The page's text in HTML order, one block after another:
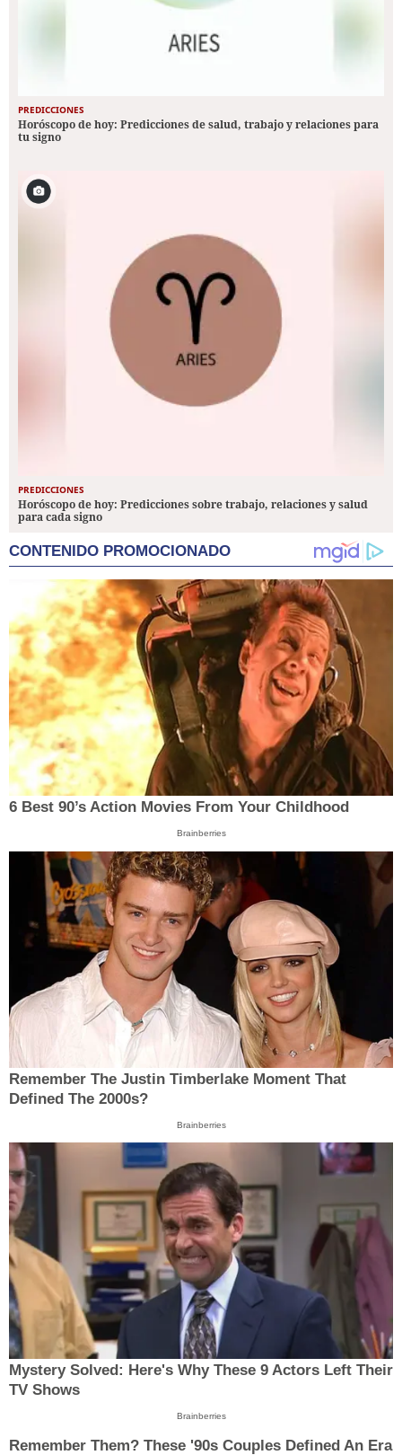
PREDICCIONES
Horóscopo de hoy: Predicciones de salud, trabajo y relaciones para
tu signo
PREDICCIONES
Horóscopo de hoy: Predicciones sobre trabajo, relaciones y salud
para cada signo
CONTENIDO PROMOCIONADO
6 Best 90’s Action Movies From Your Childhood
Brainberries
Remember The Justin Timberlake Moment That
Defined The 2000s?
Brainberries
Mystery Solved: Here's Why These 9 Actors Left Their
TV Shows
Brainberries
Remember Them? These '90s Couples Defined An Era